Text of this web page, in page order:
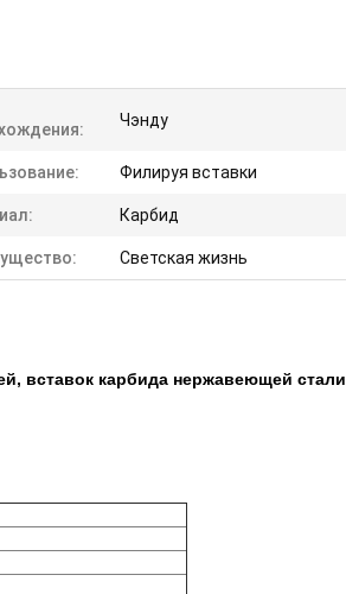
Чэнду
Филируя вставки
Карбид
Светская жизнь
вставок карбида нержавеющей стали